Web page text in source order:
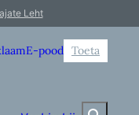
Leht
E-pood Toeta